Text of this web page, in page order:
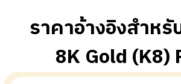
ราคาอ้างอิงสำห
8K Gold (K8)